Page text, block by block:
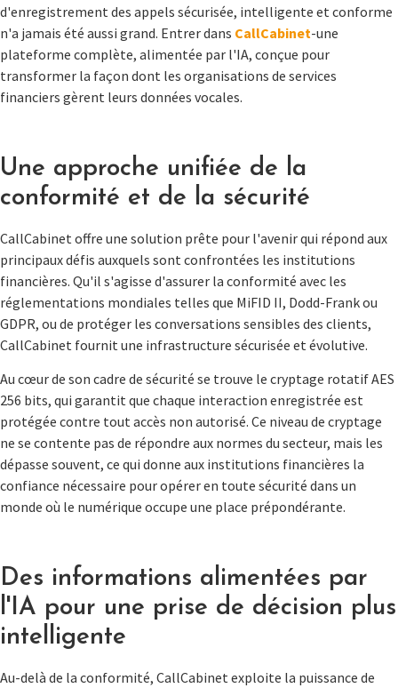
d'enregistrement des appels sécurisée, intelligente et conforme
n'a jamais été aussi grand. Entrer dans CallCabinet-une
plateforme complète, alimentée par l'IA, conçue pour
transformer la façon dont les organisations de services
financiers gèrent leurs données vocales.
Une approche unifiée de la
conformité et de la sécurité
CallCabinet offre une solution prête pour l'avenir qui répond aux
principaux défis auxquels sont confrontées les institutions
financières. Qu'il s'agisse d'assurer la conformité avec les
réglementations mondiales telles que MiFID II, Dodd-Frank ou
GDPR, ou de protéger les conversations sensibles des clients,
CallCabinet fournit une infrastructure sécurisée et évolutive.
Au cœur de son cadre de sécurité se trouve le cryptage rotatif AES
256 bits, qui garantit que chaque interaction enregistrée est
protégée contre tout accès non autorisé. Ce niveau de cryptage
ne se contente pas de répondre aux normes du secteur, mais les
dépasse souvent, ce qui donne aux institutions financières la
confiance nécessaire pour opérer en toute sécurité dans un
monde où le numérique occupe une place prépondérante.
Des informations alimentées par
l'IA pour une prise de décision plus
intelligente
Au-delà de la conformité, CallCabinet exploite la puissance de